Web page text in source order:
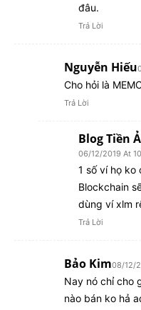
đâu.
Trả Lời
Nguyễn Hiếu
Cho hỏi là
Trả Lời
Blog Tiền
06/12/2019 At
1 số ví họ ko
Blockchain
dùng ví xlm
Trả Lời
Bảo Kim08/12/
Nay nó chỉ cho
nào bán ko hả